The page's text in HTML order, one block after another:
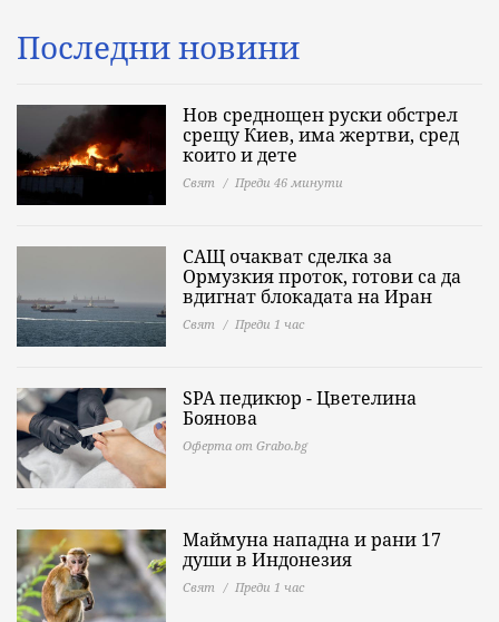
Последни новини
Нов среднощен руски обстрел
срещу Киев, има жертви, сред
които и дете
Свят Преди 46 минути
САЩ очакват сделка за
Ормузкия проток, готови са да
вдигнат блокадата на Иран
Свят Преди 1 час
SPA педикюр - Цветелина
Боянова
Оферта от Grabo.bg
Маймуна нападна и рани 17
души в Индонезия
Свят Преди 1 час